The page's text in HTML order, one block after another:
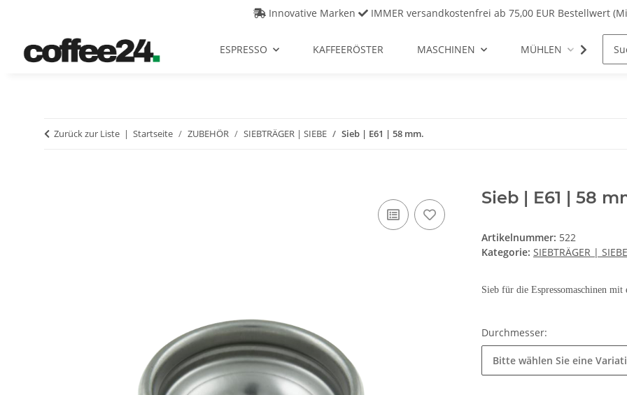
Innovative Marken IMMER versandkostenfrei ab 75,00 EUR Bestellwert
ESPRESSO KAFFEERÖSTER MASCHINEN MÜHLEN
Zurück zur Liste Startseite ZUBEHÖR SIEBTRÄGER | SIEBE Sieb | E61 | 58 mm.
Sieb | E61 | 58
Artikelnummer: 522
Kategorie: SIEBTRÄGER | SIEBE
Sieb für die Espressomaschinen
Durchmesser:
Bitte wählen Sie eine